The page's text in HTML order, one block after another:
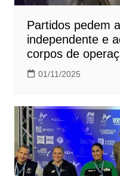
Partidos pedem
independente e
corpos de
01/11/2025